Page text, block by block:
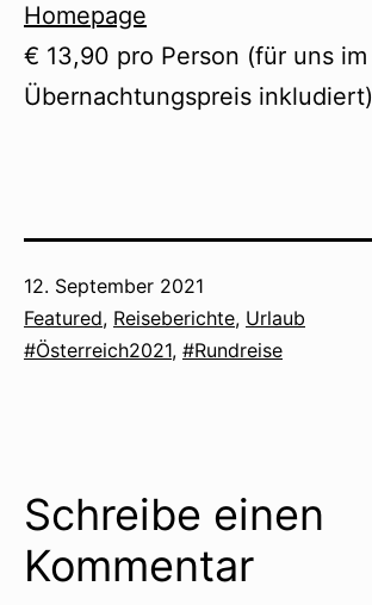
Homepage
€ 13,90 pro Person (für uns im
Übernachtungspreis inkludiert)
Veröffentlicht
am
12. September 2021
Kategorisiert
als
Featured, Reiseberichte, Urlaub
Verschlagwortet
Österreich2021, Rundreise
Schreibe einen
Kommentar